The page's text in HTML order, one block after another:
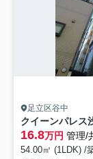
足立区谷中
クイーンパレス
16.8万円 管理/
54.00㎡ (1LDK) /